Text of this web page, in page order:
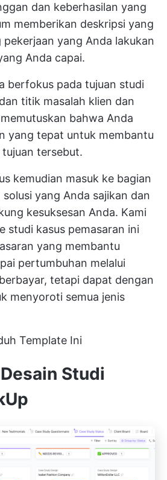
dan keberhasilan yang
memberikan deskripsi yang
yang Anda lakukan
Anda capai.
berfokus pada tujuan studi
titik masalah klien dan
bahwa Anda
yang tepat untuk membantu
tersebut.
kemudian masuk ke bagian
yang Anda sajikan dan
kesuksesan Anda. Kami
studi kasus pemasaran ini
yang membantu
pertumbuhan melalui
tetapi dapat dengan
menyoroti semua jenis
Template Ini
Studi